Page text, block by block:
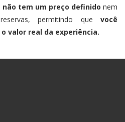
não tem um preço definido nem
permitindo que você
valor real da experiência.